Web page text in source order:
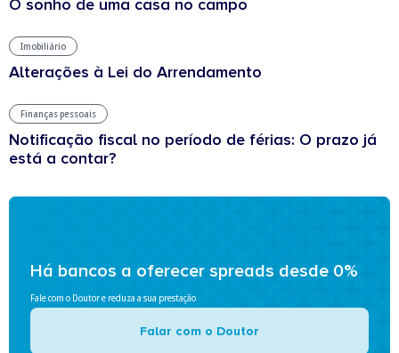
O sonho de uma casa no campo
Imobiliário
Alterações à Lei do Arrendamento
Finanças pessoais
Notificação fiscal no período de férias: O prazo já
está a contar?
Há bancos a oferecer spreads desde 0%
Fale com o Doutor e reduza a sua prestação
Falar com o Doutor